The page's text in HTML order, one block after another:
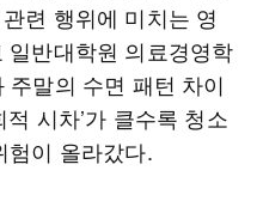
련 행위에 미치는 영
일반대학원 의료경영학
말의 수면 패턴 차이
시차’가 클수록 청소
험이 올라갔다.